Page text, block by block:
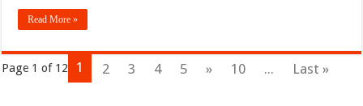
Read More »
Page 1 of 12 1 2 3 4 5 » 10 ... Last »